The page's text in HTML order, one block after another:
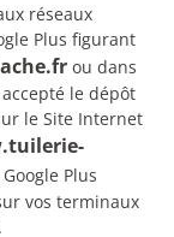
réseaux
Plus figurant
ou dans
le dépôt
le Site Internet
Plus
vos terminaux